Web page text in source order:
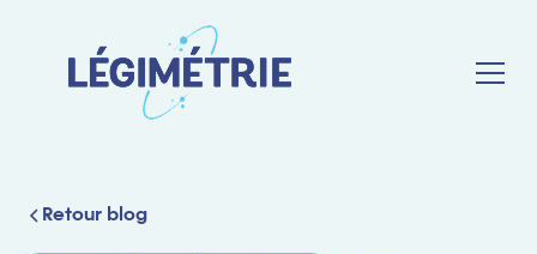
Retour blog